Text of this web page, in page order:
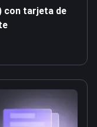
con tarjeta de